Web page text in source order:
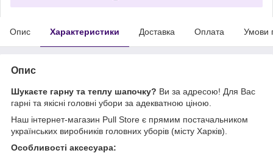
Опис Характеристики Доставка Оплата Умови
Опис
Шукаєте гарну та теплу шапочку? Ви за адресою! Для Вас
гарні та якісні головні убори за адекватною ціною.
Наш інтернет-магазин Pull Store є прямим постачальником
українських виробників головних уборів (місту Харків).
Особливості аксесуара: